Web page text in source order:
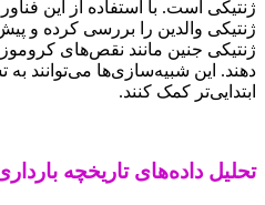
ژنتیکی است. با استفاده از این
ژنتیکی والدین را بررسی کرده و
ژنتیکی جنین مانند نقص‌های
دهند. این شبیه‌سازی‌ها می‌توانند
ابتدایی‌تر کمک کنند.
تحلیل داده‌های تاریخچه